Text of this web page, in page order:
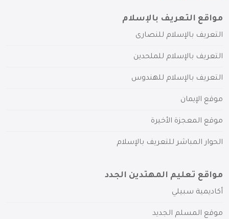
مواقع التعريف بالإسلام
التعريف بالإسلام للنصارى
التعريف بالإسلام للملحدين
التعريف بالإسلام للهندوس
موقع الإيمان
موقع المعجزة الأخيرة
الحوار المباشر للتعريف بالإسلام
مواقع تعليم المهتدين الجدد
أكاديمية سبيلي
موقع المسلم الجديد